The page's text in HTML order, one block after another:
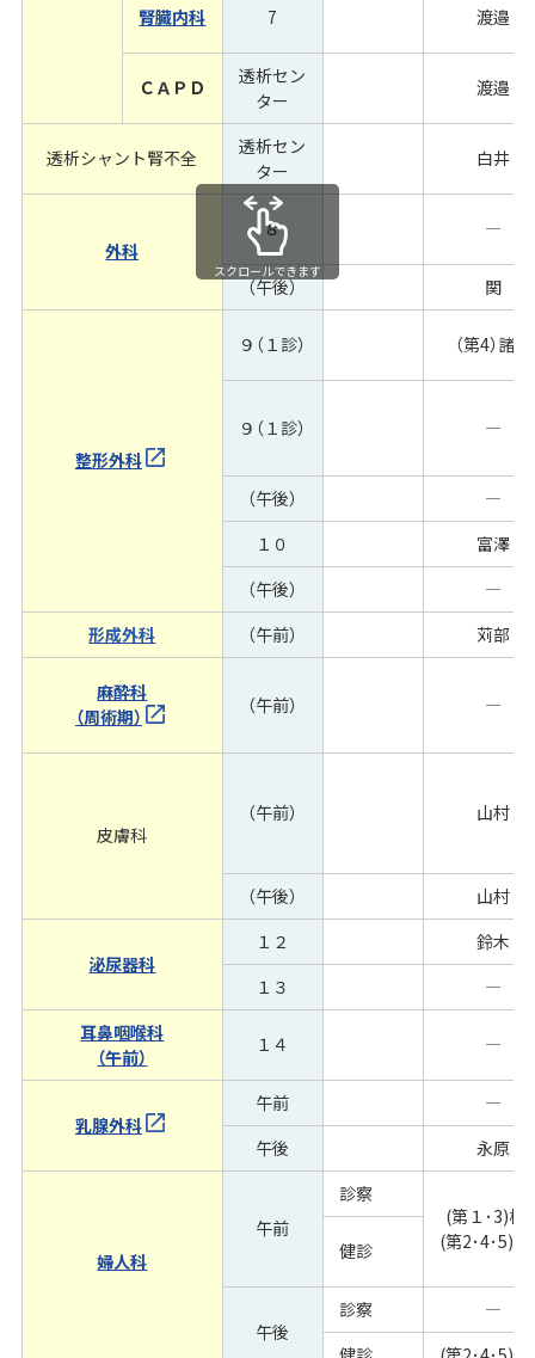
腎臓内科 7 渡邉
ＣＡＰＤ
透析セン
ター
渡邉
透析シャント腎不全
透析セン
ター
白井
外科
８ ―
（午後） 関
整形外科
９（１診） （第4）諸橋
９（１診） ―
（午後）
―
１０
富澤
（午後）
―
形成外科
（午前） 苅部
麻酔科
（周術期）
（午前） ―
皮膚科
（午前） 山村
（午後） 山村
泌尿器科
１２
鈴木
１３
―
耳鼻咽喉科
（午前）
１４ ―
乳腺外科
午前
―
午後
永原
婦人科
午前
診察
(第１･3)梅
(第2･4･5)布
健診
午後
診察
―
スクロールできます